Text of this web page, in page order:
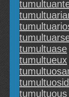
tumultuase
tumultueux
tumultuous